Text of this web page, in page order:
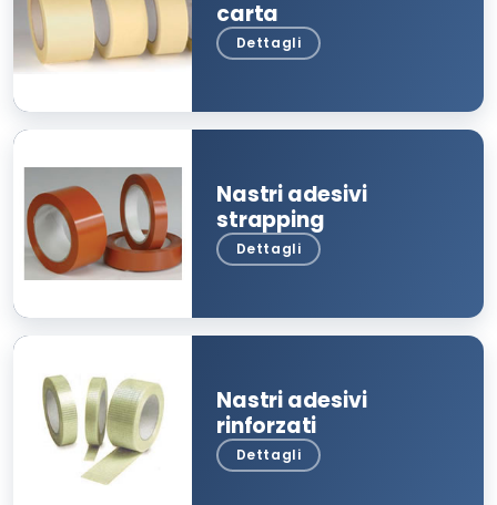
carta
Nastri adesivi
strapping
Nastri adesivi
rinforzati